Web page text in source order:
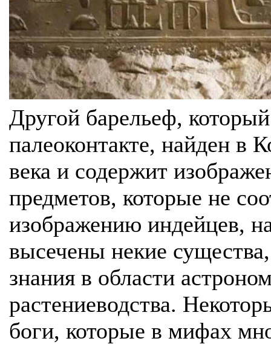
Другой барельеф,
палеоконтакте, найден в
века и содержит
предметов, которые не
изображению индейцев,
высечены некие
знания в области
растениеводства.
боги, которые в мифах